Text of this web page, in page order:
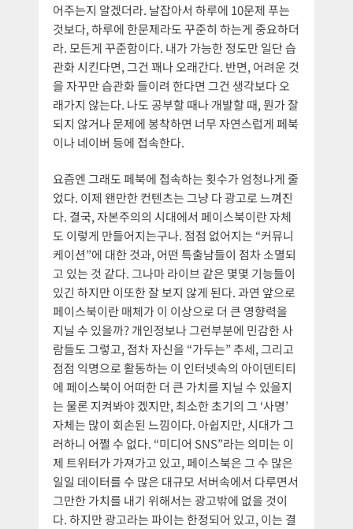
어주는지 알겠더라. 날잡아서 하루에 10문제 푸는
것보다, 하루에 한문제라도 꾸준히 하는게 중요하더
라. 모든게 꾸준함이다. 내가 가능한 정도만 일단 습
관화 시킨다면, 그건 꽤나 오래간다. 반면, 어려운 것
을 자꾸만 습관화 들이려 한다면 그건 생각보다 오
래가지 않는다. 나도 공부할 때나 개발할 때, 뭔가 잘
되지 않거나 문제에 봉착하면 너무 자연스럽게 페북
이나 네이버 등에 접속한다.
요즘엔 그래도 페북에 접속하는 횟수가 엄청나게 줄
었다. 이제 왠만한 컨텐츠는 그냥 다 광고로 느껴진
다. 결국, 자본주의의 시대에서 페이스북이란 자체
도 이렇게 만들어지는구나. 점점 없어지는 “커뮤니
케이션”에 대한 것과, 어떤 특출남들이 점차 소멸되
고 있는 것 같다. 그나마 라이브 같은 몇몇 기능들이
있긴 하지만 이또한 잘 보지 않게 된다. 과연 앞으로
페이스북이란 매체가 이 이상으로 더 큰 영향력을
지닐 수 있을까? 개인정보나 그런부분에 민감한 사
람들도 그렇고, 점차 자신을 “가두는” 추세, 그리고
점점 익명으로 활동하는 이 인터넷속의 아이덴티티
에 페이스북이 어떠한 더 큰 가치를 지닐 수 있을지
는 물론 지켜봐야 겠지만, 최소한 초기의 그 ‘사명’
자체는 많이 회손된 느낌이다. 아쉽지만, 시대가 그
러하니 어쩔 수 없다. “미디어 SNS”라는 의미는 이
제 트위터가 가져가고 있고, 페이스북은 그 수 많은
일일 데이터를 수 많은 대규모 서버속에서 다루면서
그만한 가치를 내기 위해서는 광고밖에 없을 것이
다. 하지만 광고라는 파이는 한정되어 있고, 이는 결